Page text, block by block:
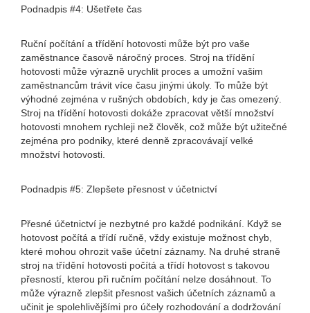
Podnadpis #4: Ušetřete čas
Ruční počítání a třídění hotovosti může být pro vaše
zaměstnance časově náročný proces. Stroj na třídění
hotovosti může výrazně urychlit proces a umožní vašim
zaměstnancům trávit více času jinými úkoly. To může být
výhodné zejména v rušných obdobích, kdy je čas omezený.
Stroj na třídění hotovosti dokáže zpracovat větší množství
hotovosti mnohem rychleji než člověk, což může být užitečné
zejména pro podniky, které denně zpracovávají velké
množství hotovosti.
Podnadpis #5: Zlepšete přesnost v účetnictví
Přesné účetnictví je nezbytné pro každé podnikání. Když se
hotovost počítá a třídí ručně, vždy existuje možnost chyb,
které mohou ohrozit vaše účetní záznamy. Na druhé straně
stroj na třídění hotovosti počítá a třídí hotovost s takovou
přesností, kterou při ručním počítání nelze dosáhnout. To
může výrazně zlepšit přesnost vašich účetních záznamů a
učinit je spolehlivějšími pro účely rozhodování a dodržování